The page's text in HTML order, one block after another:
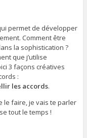
permet de développer
Comment être
la sophistication ?
que j’utilise
3 façons créatives
:
les accords.
le faire, je vais te parler
tout le temps !